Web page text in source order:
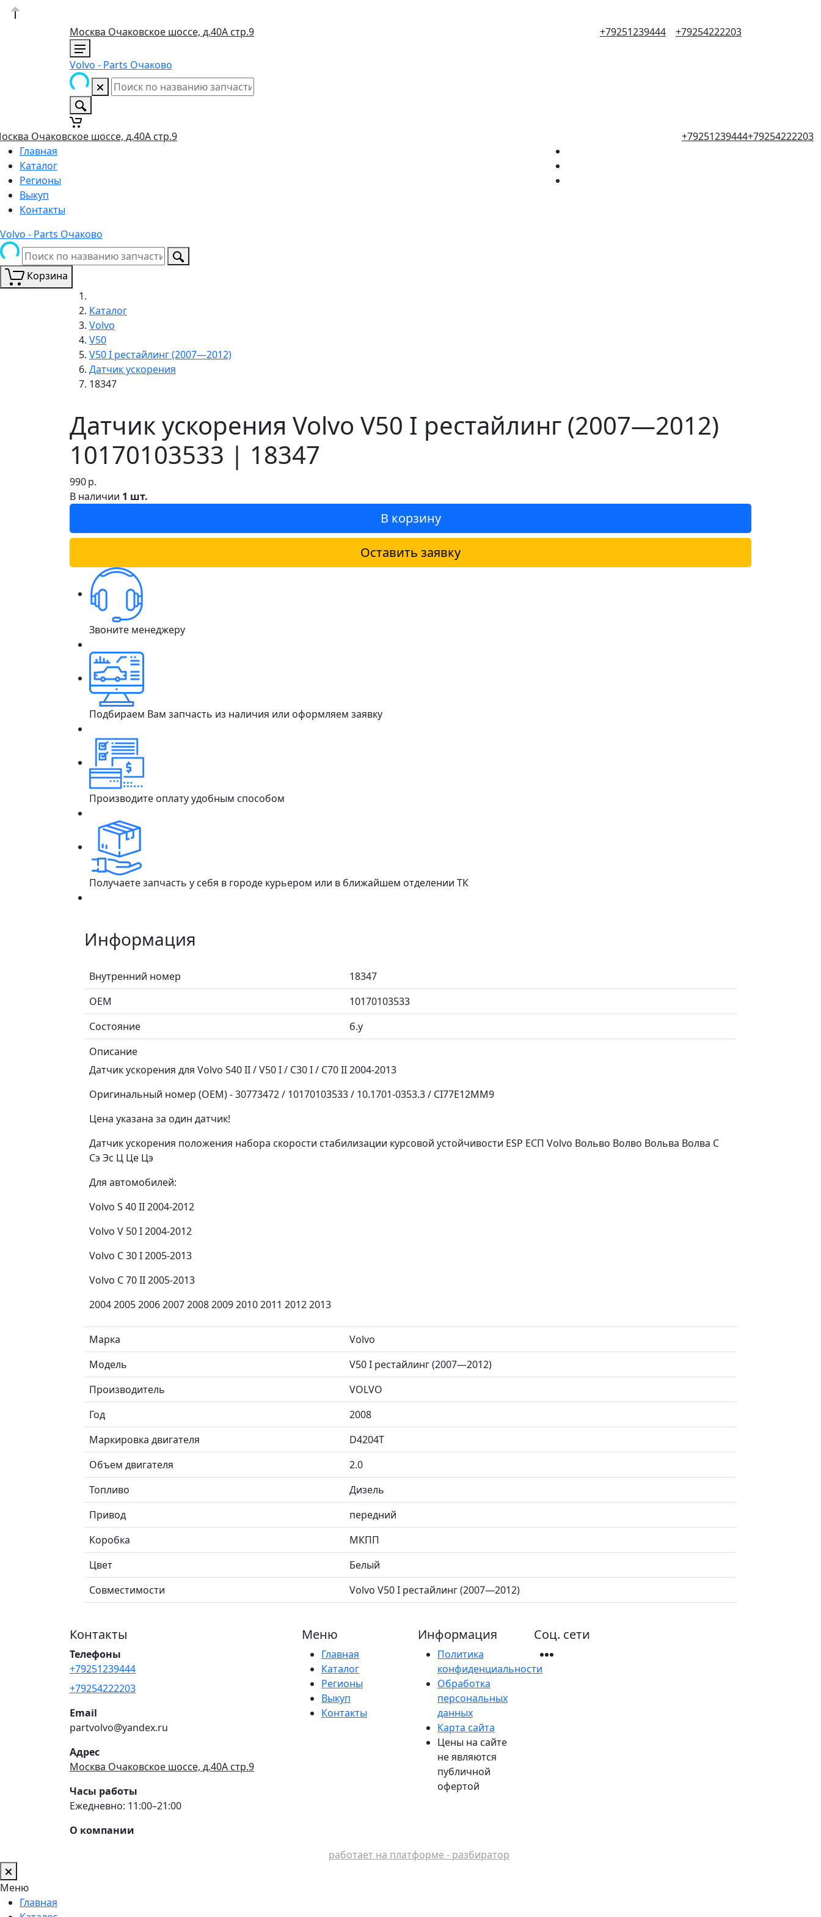
Москва Очаковское шоссе, д.40А стр.9 +79251239444 +79254222203
Volvo - Parts Очаково
Очаковское шоссе, д.40А стр.9 +79251239444+79254222203
Главная
Каталог
Регионы
Выкуп
Контакты
Volvo - Parts Очаково
Корзина
Каталог
Volvo
V50
V50 I рестайлинг (2007—2012)
Датчик ускорения
18347
Датчик ускорения Volvo V50 I рестайлинг (2007—2012)
10170103533 | 18347
990р.
В наличии 1 шт.
В корзину
Оставить заявку
Звоните менеджеру
Подбираем Вам запчасть из наличия или оформляем заявку
Производите оплату удобным способом
Получаете запчасть у себя в городе курьером или в ближайшем отделении ТК
Информация
Внутренний номер
18347
ОЕМ
10170103533
Состояние
б.у
Описание
Датчик ускорения для Volvo S40 II / V50 I / C30 I / C70 II 2004-2013
Оригинальный номер (OEM) - 30773472 / 10170103533 / 10.1701-0353.3 / CI77E12MM9
Цена указана за один датчик!
Датчик ускорения положения набора скорости стабилизации курсовой устойчивости ESP ЕСП Volvo Вольво Волво Вольва Волва С
Сэ Эс Ц Це Цэ
Для автомобилей:
Volvo S 40 II 2004-2012
Volvo V 50 I 2004-2012
Volvo C 30 I 2005-2013
Volvo C 70 II 2005-2013
2004 2005 2006 2007 2008 2009 2010 2011 2012 2013
Марка
Volvo
Модель
V50 I рестайлинг (2007—2012)
Производитель
VOLVO
Год
2008
Маркировка двигателя
D4204T
Объем двигателя
2.0
Топливо
Дизель
Привод
передний
Коробка
МКПП
Цвет
Белый
Совместимости
Volvo V50 I рестайлинг (2007—2012)
Контакты
Телефоны
+79251239444
+79254222203
Email
partvolvo@yandex.ru
Адрес
Москва Очаковское шоссе, д.40А стр.9
Часы работы
Ежедневно: 11:00–21:00
О компании
Меню
Главная
Каталог
Регионы
Выкуп
Контакты
Информация
Политика
конфиденциальности
Обработка
персональных
данных
Карта сайта
Цены на сайте
не являются
публичной
офертой
Соц. сети
работает на платформе - разбиратор
Меню
Главная